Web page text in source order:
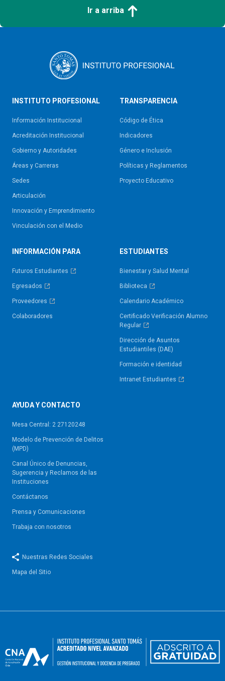
Ir a arriba
INSTITUTO PROFESIONAL
Información Institucional
Acreditación Institucional
Gobierno y Autoridades​
Áreas y Carreras
Sedes
Articulación
Innovación y Emprendimiento
Vinculación con el Medio
TRANSPARENCIA
Código de Ética
Indicadores
Género e Inclusión
Políticas y Reglamentos​
Proyecto Educativo
INFORMACIÓN PARA
Futuros Estudiantes
Egresados
Proveedores
Colaboradores
ESTUDIANTES
Bienestar y Salud Mental
Biblioteca
Calendario Académico
Certificado Verificación Alumno
Regular
Dirección de Asuntos
Estudiantiles (DAE)
Formación e identidad
Intranet Estudiantes
AYUDA Y CONTACTO
Mesa Central: 2 27120248
Modelo de Prevención de Delitos
(MPD)
Canal Único de Denuncias,
Sugerencia y Reclamos de las
Instituciones
Contáctanos
Prensa y Comunicaciones
Trabaja con nosotros
Nuestras Redes Sociales
Mapa del Sitio